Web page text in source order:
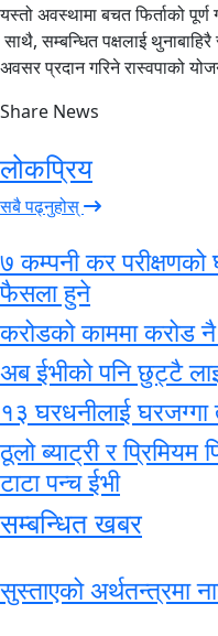
यस्तो अवस्थामा बचत फिर्ताको
साथै, सम्बन्धित पक्षलाई
अवसर प्रदान गरिने रास्वपाको
Share News
लोकप्रिय
सबै पढ्नुहोस्
७ कम्पनी कर परीक्षणको
फैसला हुने
करोडको काममा करोड नै
अब ईभीको पनि छुट्टै
१३ घरधनीलाई घरजग्गा
ठूलो ब्याट्री र प्रिमियम
टाटा पन्च ईभी
सम्बन्धित खबर
सुस्ताएको अर्थतन्त्रमा